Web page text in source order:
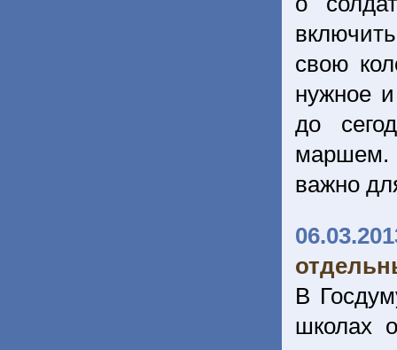
свою
нужное
до
маршем.
важно
В
школах